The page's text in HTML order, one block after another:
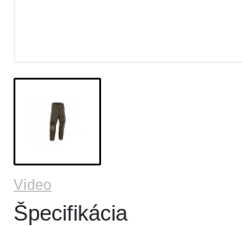
Video
Špecifikácia